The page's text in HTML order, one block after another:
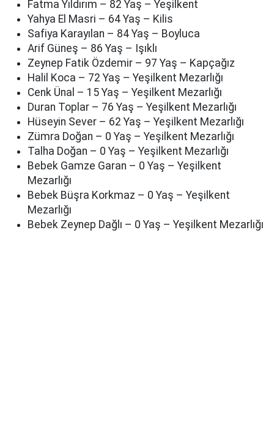
Fatma Yıldırım – 82 Yaş – Yeşilkent
Yahya El Masri – 64 Yaş – Kilis
Safiya Karayılan – 84 Yaş – Boyluca
Arif Güneş – 86 Yaş – Işıklı
Zeynep Fatik Özdemir – 97 Yaş – Kapçağız
Halil Koca – 72 Yaş – Yeşilkent Mezarlığı
Cenk Ünal – 15 Yaş – Yeşilkent Mezarlığı
Duran Toplar – 76 Yaş – Yeşilkent Mezarlığı
Hüseyin Sever – 62 Yaş – Yeşilkent Mezarlığı
Zümra Doğan – 0 Yaş – Yeşilkent Mezarlığı
Talha Doğan – 0 Yaş – Yeşilkent Mezarlığı
Bebek Gamze Garan – 0 Yaş – Yeşilkent
Mezarlığı
Bebek Büşra Korkmaz – 0 Yaş – Yeşilkent
Mezarlığı
Bebek Zeynep Dağlı – 0 Yaş – Yeşilkent Mezarlığı